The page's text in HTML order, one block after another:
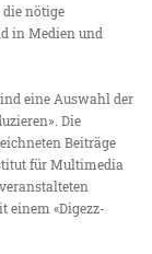
nötige
in Medien und
eine Auswahl der
Die
Beiträge
für Multimedia
einem «Digezz-